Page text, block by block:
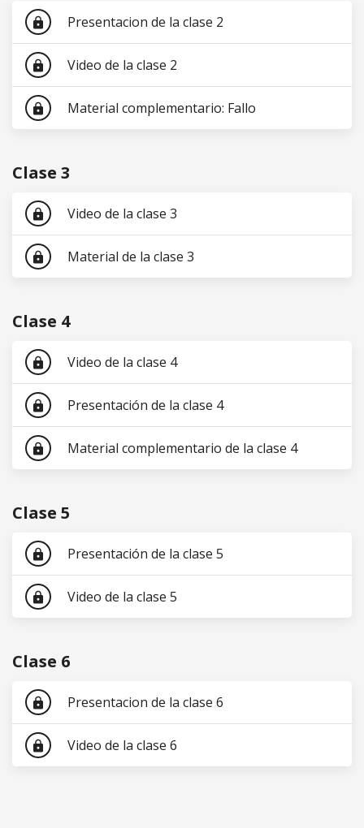
lock Presentacion de la clase 2
lock Video de la clase 2
lock Material complementario: Fallo
Clase 3
lock Video de la clase 3
lock Material de la clase 3
Clase 4
lock Video de la clase 4
lock Presentación de la clase 4
lock Material complementario de la clase 4
Clase 5
lock Presentación de la clase 5
lock Video de la clase 5
Clase 6
lock Presentacion de la clase 6
lock Video de la clase 6